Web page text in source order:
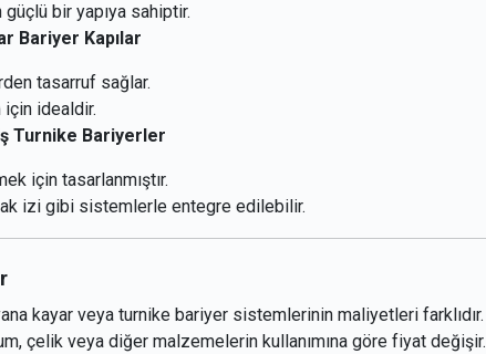
bir yapıya sahiptir.
Bariyer Kapılar
tasarruf sağlar.
için idealdir.
Turnike Bariyerler
için tasarlanmıştır.
izi gibi sistemlerle entegre edilebilir.
kayar veya turnike bariyer sistemlerinin maliyetleri farklıdır.
çelik veya diğer malzemelerin kullanımına göre fiyat değişir.